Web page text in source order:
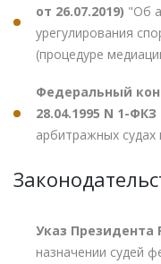
от 26.07.2019) "Об
урегулирования
(процедуре
Федеральный
28.04.1995 N 1-
арбитражных
Указ Президента
назначении судей